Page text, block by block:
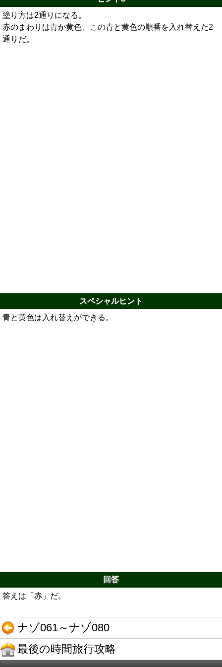
塗り方は2通りになる。
赤のまわりは青か黄色、この青と黄色の順番を入れ替えた2
通りだ。
スペシャルヒント
青と黄色は入れ替えができる。
回答
答えは「赤」だ。
ナゾ061～ナゾ080
最後の時間旅行攻略